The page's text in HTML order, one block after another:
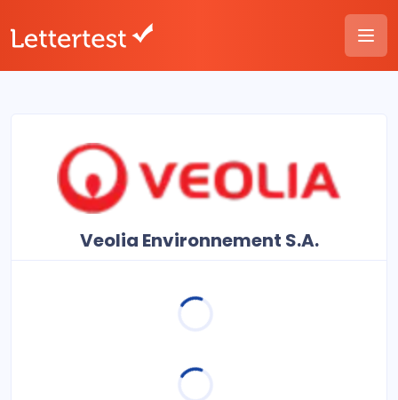
Veolia Environnement S.A.